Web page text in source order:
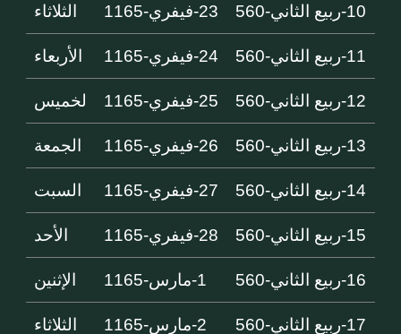
10-ربيع الثاني-560 23-فيفري-1165 الثلاثاء
11-ربيع الثاني-560 24-فيفري-1165 الأربعاء
12-ربيع الثاني-560 25-فيفري-1165 لخميس
13-ربيع الثاني-560 26-فيفري-1165 الجمعة
14-ربيع الثاني-560 27-فيفري-1165 السبت
15-ربيع الثاني-560 28-فيفري-1165 الأحد
16-ربيع الثاني-560 1-مارس-1165 الإثنين
17-ربيع الثاني-560 2-مارس-1165 الثلاثاء